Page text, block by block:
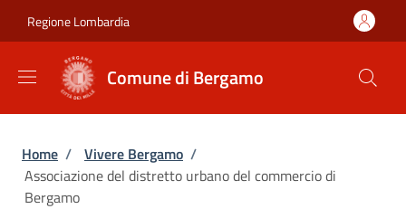
Regione Lombardia
Comune di Bergamo
Briciole di pane
Home / Vivere Bergamo /
Associazione del distretto urbano del commercio di
Bergamo